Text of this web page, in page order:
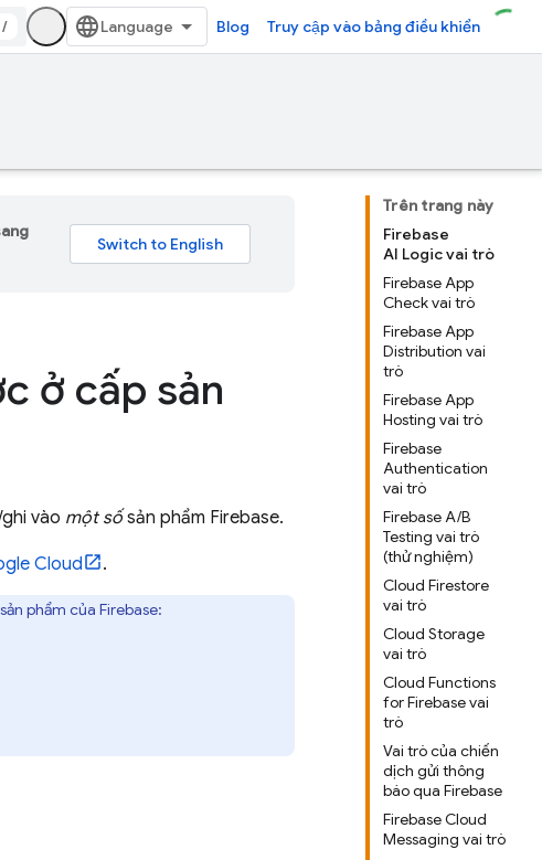
/ Blog Truy cập vào bảng điều khiển
Trên trang này
Firebase
AI Logic vai trò
Firebase App
Check vai trò
Firebase App
Distribution vai
trò
Firebase App
Hosting vai trò
Firebase
Authentication
vai trò
Firebase A/B
Testing vai trò
(thử nghiệm)
Cloud Firestore
vai trò
Cloud Storage
vai trò
Cloud Functions
for Firebase vai
trò
Vai trò của chiến
dịch gửi thông
báo qua Firebase
Firebase Cloud
Messaging vai trò
ở cấp sản
vào một số sản phẩm Firebase.
Cloud .
phẩm của Firebase: